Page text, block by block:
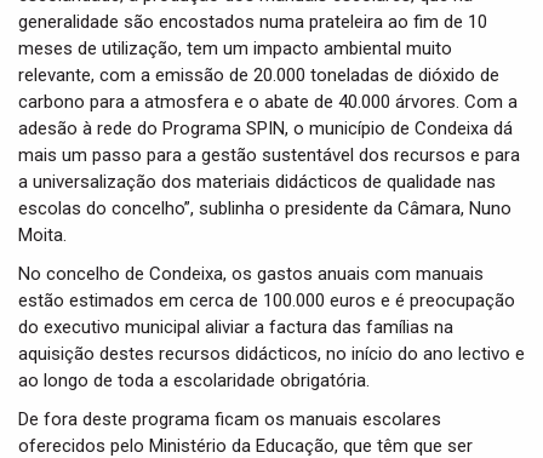
generalidade são encostados numa prateleira ao fim de 10
meses de utilização, tem um impacto ambiental muito
relevante, com a emissão de 20.000 toneladas de dióxido de
carbono para a atmosfera e o abate de 40.000 árvores. Com a
adesão à rede do Programa SPIN, o município de Condeixa dá
mais um passo para a gestão sustentável dos recursos e para
a universalização dos materiais didácticos de qualidade nas
escolas do concelho”, sublinha o presidente da Câmara, Nuno
Moita.
No concelho de Condeixa, os gastos anuais com manuais
estão estimados em cerca de 100.000 euros e é preocupação
do executivo municipal aliviar a factura das famílias na
aquisição destes recursos didácticos, no início do ano lectivo e
ao longo de toda a escolaridade obrigatória.
De fora deste programa ficam os manuais escolares
oferecidos pelo Ministério da Educação, que têm que ser